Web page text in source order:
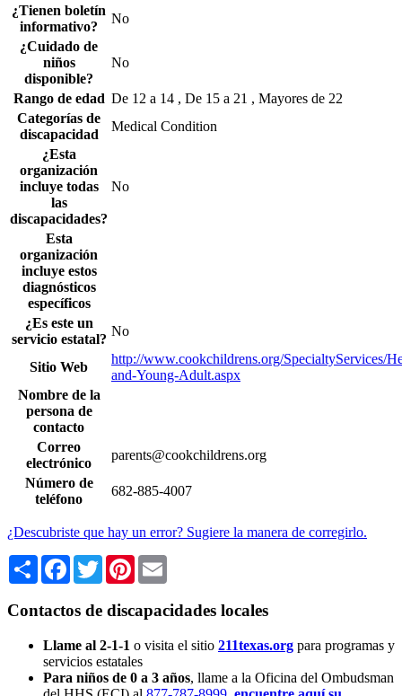
¿Tienen boletín
informativo?
No
¿Cuidado de
niños
disponible?
No
Rango de edad De 12 a 14 , De 15 a 21 , Mayores de 22
Categorías de
discapacidad
Medical Condition
¿Esta
organización
incluye todas
las
discapacidades?
No
Esta
organización
incluye estos
diagnósticos
específicos
¿Es este un
servicio estatal?
No
Sitio Web
http://www.cookchildrens.org/SpecialtyServices/
and-Young-Adult.aspx
Nombre de la
persona de
contacto
Correo
electrónico
parents@cookchildrens.org
Número de
teléfono
682-885-4007
¿Descubriste que hay un error? Sugiere la manera de corregirlo.
Share Facebook
TwitterPinterest
Contactos de discapacidades locales
Llame al 2-1-1 o visita el sitio 211texas.org para programas y
servicios estatales
Para niños de 0 a 3 años, llame a la Oficina del Ombudsman